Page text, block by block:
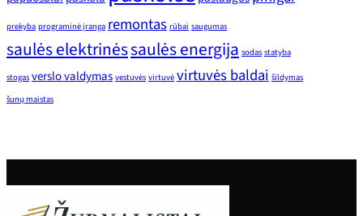
prekyba programinė įranga remontas rūbai saugumas
saulės elektrinėssaulės energija sodas statyba
stogas verslo valdymas vestuvės virtuvė virtuvės baldai šildymas
šunų maistas